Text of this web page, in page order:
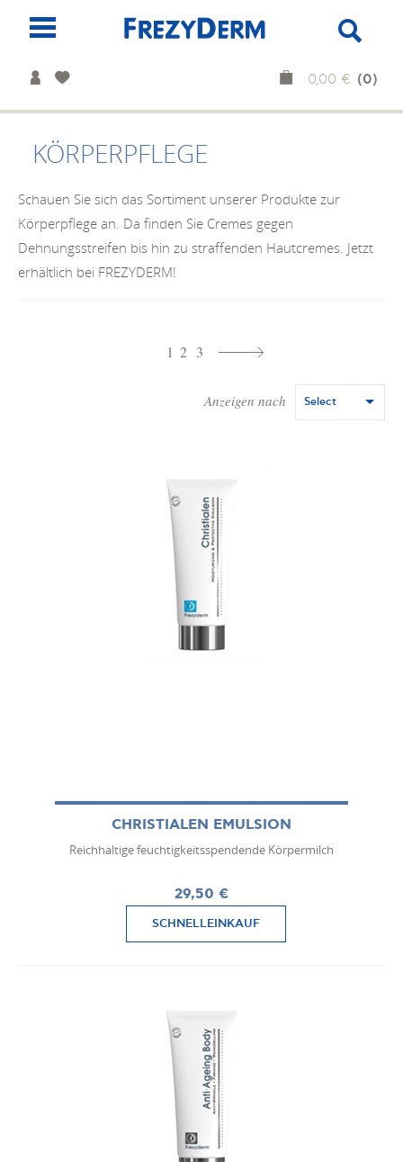
(0)
0,00 €
KÖRPERPFLEGE
Schauen Sie sich das Sortiment unserer Produkte zur
Körperpflege an. Da finden Sie Cremes gegen
Dehnungsstreifen bis hin zu straffenden Hautcremes. Jetzt
erhältlich bei FREZYDERM!
1 2 3
Anzeigen nach Select
CHRISTIALEN EMULSION
Reichhaltige feuchtigkeitsspendende Körpermilch
29,50 €
SCHNELLEINKAUF